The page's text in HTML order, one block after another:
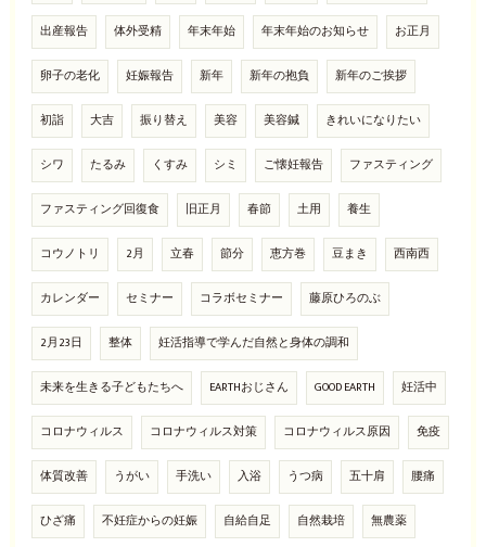
出産報告 体外受精 年末年始 年末年始のお知らせ お正月
卵子の老化 妊娠報告 新年 新年の抱負 新年のご挨拶
初詣 大吉 振り替え 美容 美容鍼 きれいになりたい
シワ たるみ くすみ シミ ご懐妊報告 ファスティング
ファスティング回復食 旧正月 春節 土用 養生
コウノトリ 2月 立春 節分 恵方巻 豆まき 西南西
カレンダー セミナー コラボセミナー 藤原ひろのぶ
2月23日 整体 妊活指導で学んだ自然と身体の調和
未来を生きる子どもたちへ EARTHおじさん GOOD EARTH 妊活中
コロナウィルス コロナウィルス対策 コロナウィルス原因 免疫
体質改善 うがい 手洗い 入浴 うつ病 五十肩 腰痛
ひざ痛 不妊症からの妊娠 自給自足 自然栽培 無農薬